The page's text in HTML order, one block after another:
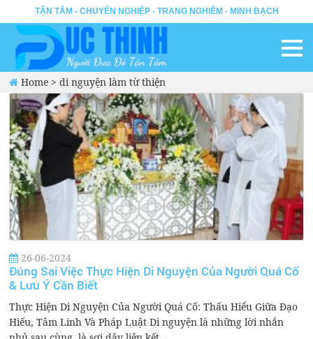
TẬN TÂM - CHUYÊN NGHIỆP - TRANG NGHIÊM - MINH BẠCH
Home >di nguyện làm từ thiện
26-06-2024
Đúng Sai Việc Thực Hiện Di Nguyện Của Người Quá Cố
& Lưu Ý Cần Biết
Thực Hiện Di Nguyện Của Người Quá Cố: Thấu Hiểu Giữa Đạo
Hiếu, Tâm Linh Và Pháp Luật Di nguyện là những lời nhắn